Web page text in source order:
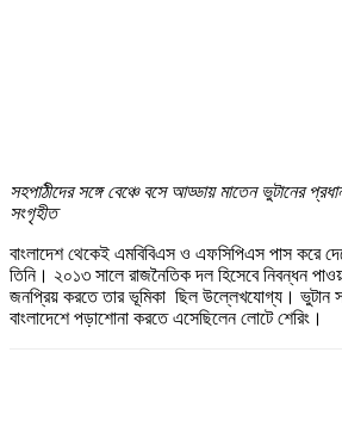
সহপাঠীদের সঙ্গে বেঞ্চে বসে আড্ডায় মাতেন ভুটানের
সংগৃহীত
বাংলাদেশ থেকেই এমবিবিএস ও এফসিপিএস পাস করে
তিনি। ২০১৩ সালে রাজনৈতিক দল হিসেবে নিবন্ধন
জনপ্রিয় করতে তার ভূমিকা ছিল উল্লেখযোগ্য। ভুটান
বাংলাদেশে পড়াশোনা করতে এসেছিলেন লোটে শেরিং।